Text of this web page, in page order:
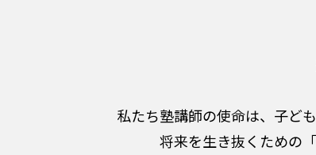
私たち塾講師の使命は、子ど
将来を生き抜くための